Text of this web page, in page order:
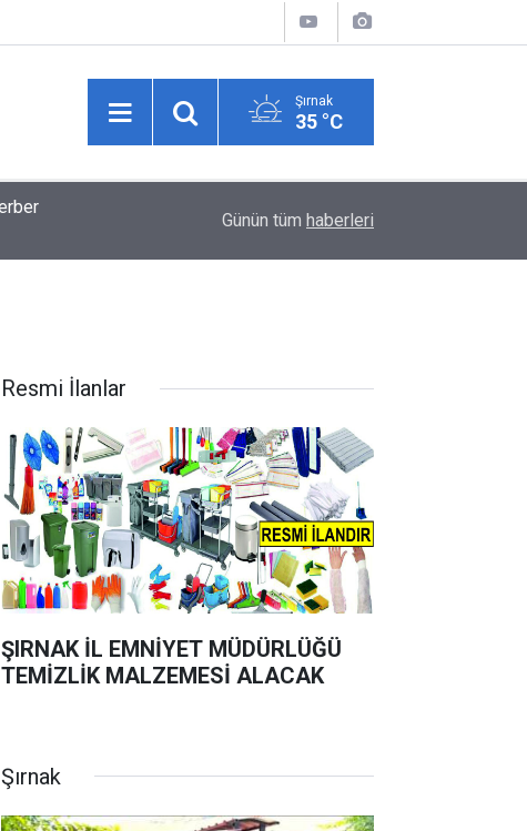
Şırnak
35 °C
Balıkçılar yeni sezona hazırlanıyor: "Halk bol
Günün tüm haberleri
Resmi İlanlar
ŞIRNAK İL EMNİYET MÜDÜRLÜĞÜ
TEMİZLİK MALZEMESİ ALACAK
Şırnak